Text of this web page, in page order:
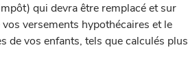
qui devra être remplacé et sur
versements hypothécaires et le
de vos enfants, tels que calculés plus